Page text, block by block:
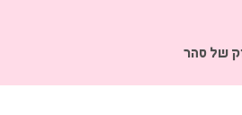
של סהר